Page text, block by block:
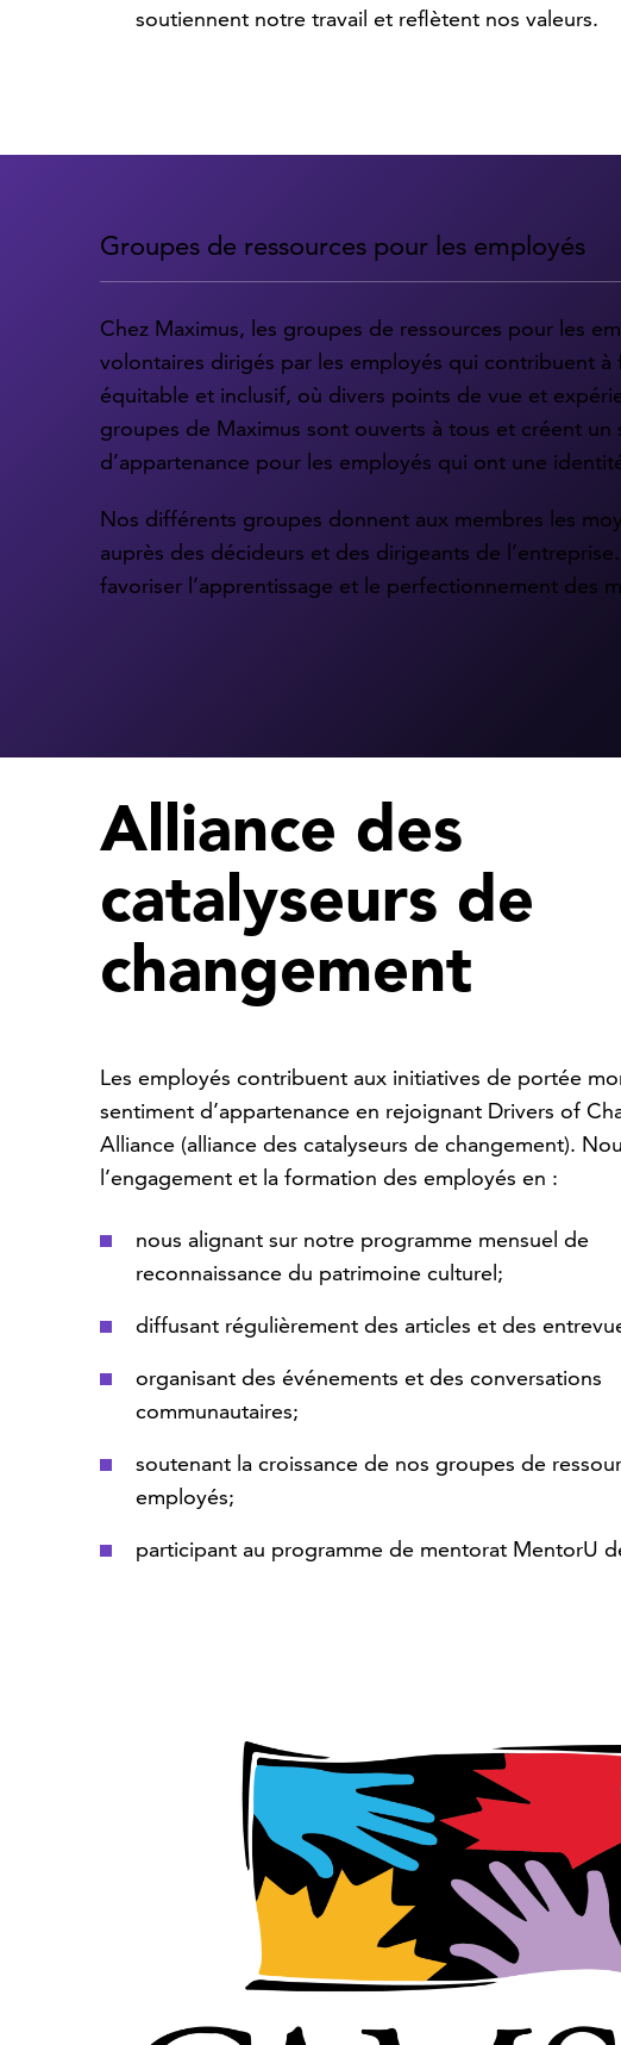
soutiennent notre travail et reflètent nos valeurs.
Groupes de ressources pour les employés
Chez Maximus, les groupes de ressources pour les
volontaires dirigés par les employés qui contribuent à
équitable et inclusif, où divers points de vue et
groupes de Maximus sont ouverts à tous et créent
d’appartenance pour les employés qui ont une
Nos différents groupes donnent aux membres les
auprès des décideurs et des dirigeants de
favoriser l’apprentissage et le perfectionnement des
Alliance des
catalyseurs de
changement
Les employés contribuent aux initiatives de portée
sentiment d’appartenance en rejoignant Drivers of
Alliance (alliance des catalyseurs de changement).
l’engagement et la formation des employés en :
nous alignant sur notre programme mensuel de
reconnaissance du patrimoine culturel;
diffusant régulièrement des articles et des
organisant des événements et des conversations
communautaires;
soutenant la croissance de nos groupes de
employés;
participant au programme de mentorat MentorU